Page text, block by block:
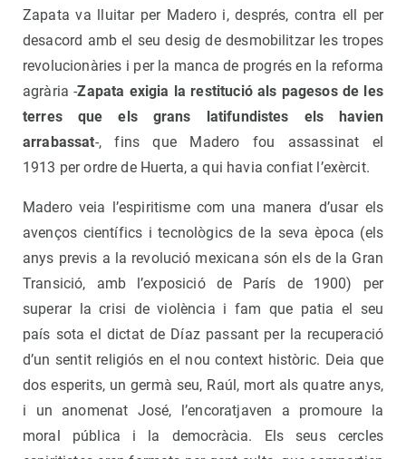
Zapata va lluitar per Madero i, després, contra ell per
desacord amb el seu desig de desmobilitzar les tropes
revolucionàries i per la manca de progrés en la reforma
agrària -Zapata exigia la restitució als pagesos de les
terres que els grans latifundistes els havien
arrabassat-, fins que Madero fou assassinat el
1913 per ordre de Huerta, a qui havia confiat l’exèrcit.
Madero veia l’espiritisme com una manera d’usar els
avenços científics i tecnològics de la seva època (els
anys previs a la revolució mexicana són els de la Gran
Transició, amb l’exposició de París de 1900) per
superar la crisi de violència i fam que patia el seu
país sota el dictat de Díaz passant per la recuperació
d’un sentit religiós en el nou context històric. Deia que
dos esperits, un germà seu, Raúl, mort als quatre anys,
i un anomenat José, l’encoratjaven a promoure la
moral pública i la democràcia. Els seus cercles